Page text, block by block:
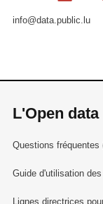
info@data.public.lu
L'Open data
Questions fréquentes
Guide d'utilisation
Lignes directrices